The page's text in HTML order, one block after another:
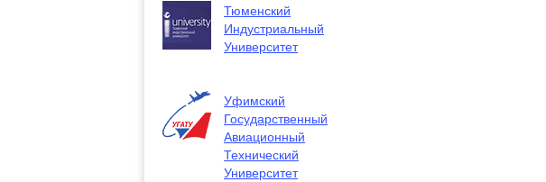
Тюменский
Индустриальный
Университет
Уфимский
Государственный
Авиационный
Технический
Университет